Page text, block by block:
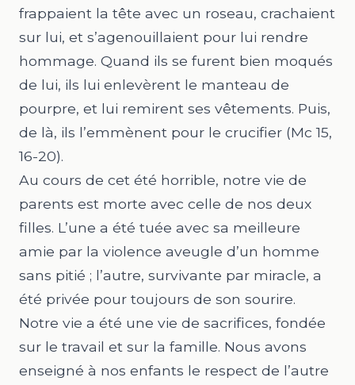
frappaient la tête avec un roseau, crachaient
sur lui, et s’agenouillaient pour lui rendre
hommage. Quand ils se furent bien moqués
de lui, ils lui enlevèrent le manteau de
pourpre, et lui remirent ses vêtements. Puis,
de là, ils l’emmènent pour le crucifier (Mc15,
16-20).
Au cours de cet été horrible, notre vie de
parents est morte avec celle de nos deux
filles. L’une a été tuée avec sa meilleure
amie par la violence aveugle d’un homme
sans pitié ; l’autre, survivante par miracle, a
été privée pour toujours de son sourire.
Notre vie a été une vie de sacrifices, fondée
sur le travail et sur la famille. Nous avons
enseigné à nos enfants le respect de l’autre